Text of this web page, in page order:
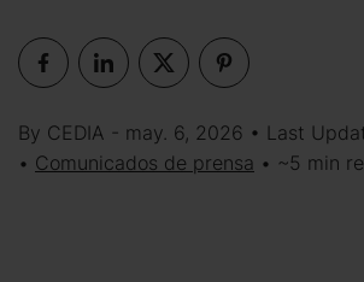
By CEDIA - may. 6, 2026 • Last
• Comunicados de prensa • ~5 min